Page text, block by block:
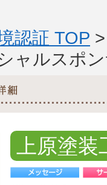
認証 TOP
ャルスポン
上原塗装